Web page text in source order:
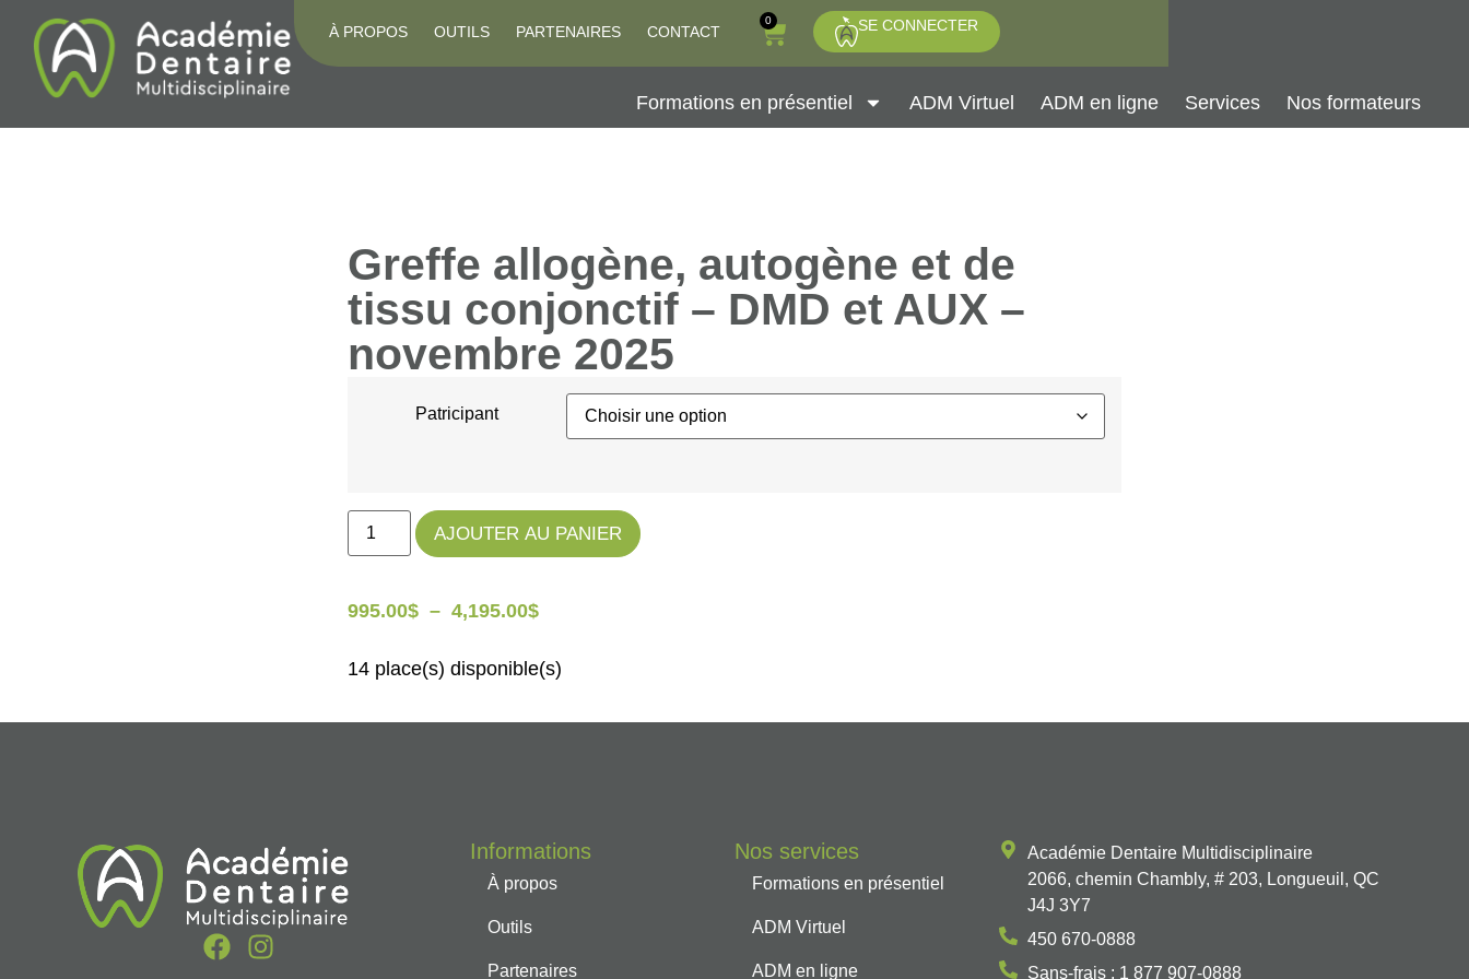
À PROPOS OUTILS PARTENAIRES CONTACT
0 SE CONNECTER
Formations en présentiel ADM Virtuel ADM en ligne Services Nos formateurs
Greffe allogène, autogène et de
tissu conjonctif – DMD et AUX –
novembre 2025
Patricipant
AJOUTER AU PANIER
995.00$ – 4,195.00$
14 place(s) disponible(s)
Informations
À propos
Outils
Partenaires
Nos services
Formations en présentiel
ADM Virtuel
ADM en ligne
Académie Dentaire Multidisciplinaire
2066, chemin Chambly, # 203, Longueuil, QC
J4J 3Y7
450 670-0888
Sans-frais : 1 877 907-0888